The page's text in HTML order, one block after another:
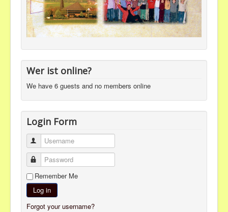
Wer ist online?
We have 6 guests and no members online
Login Form
Username
Password
Remember Me
Log in
Forgot your username?